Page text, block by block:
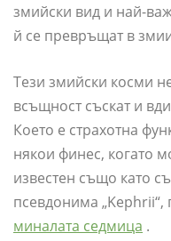
змийски вид и най-
й се превръщат в
Тези змийски косми
всъщност съскат и
Което е страхотна
някои финес, когато
известен също като
псевдонима „Kephrii“,
миналата седмица .